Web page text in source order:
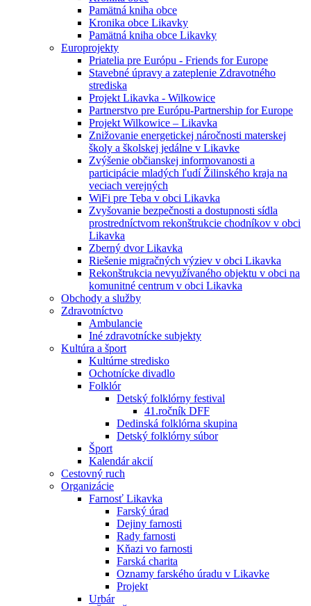
Pamätná kniha obce
Kronika obce Likavky
Pamätná kniha obce Likavky
Europrojekty
Priatelia pre Európu - Friends for Europe
Stavebné úpravy a zateplenie Zdravotného
strediska
Projekt Likavka - Wilkowice
Partnerstvo pre Európu-Partnership for Europe
Projekt Wilkowice – Likavka
Znižovanie energetickej náročnosti materskej
školy a školskej jedálne v Likavke
Zvýšenie občianskej informovanosti a
participácie mladých ľudí Žilinského kraja na
veciach verejných
WiFi pre Teba v obci Likavka
Zvyšovanie bezpečnosti a dostupnosti sídla
prostredníctvom rekonštrukcie chodníkov v obci
Likavka
Zberný dvor Likavka
Riešenie migračných výziev v obci Likavka
Rekonštrukcia nevyužívaného objektu v obci na
komunitné centrum v obci Likavka
Obchody a služby
Zdravotníctvo
Ambulancie
Iné zdravotnícke subjekty
Kultúra a šport
Kultúrne stredisko
Ochotnícke divadlo
Folklór
Detský folklórny festival
41.ročník DFF
Dedinská folklórna skupina
Detský folklórny súbor
Šport
Kalendár akcií
Cestovný ruch
Organizácie
Farnosť Likavka
Farský úrad
Dejiny farnosti
Rady farnosti
Kňazi vo farnosti
Farská charita
Oznamy farského úradu v Likavke
Projekt
Urbár